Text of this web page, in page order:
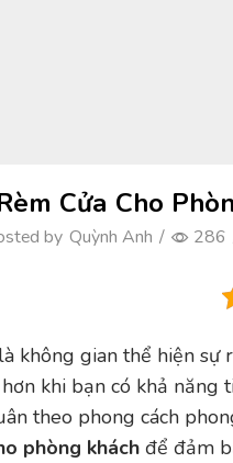
Cửa Cho
by Quỳnh Anh / 286
không gian thể hiện
khi bạn có khả năng
theo phong cách
phòng khách để đảm